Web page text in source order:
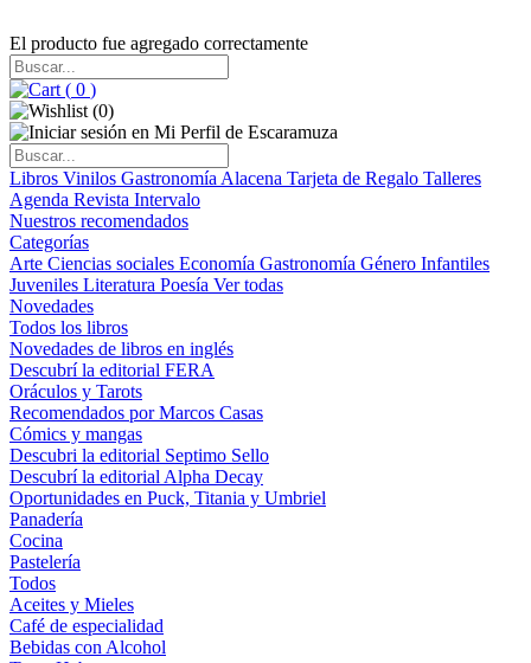
El producto fue agregado correctamente
( 0 )
(0)
Libros Vinilos Gastronomía Alacena Tarjeta de Regalo Talleres
Agenda Revista Intervalo
Nuestros recomendados
Categorías
Arte Ciencias sociales Economía Gastronomía Género Infantiles
Juveniles Literatura Poesía Ver todas
Novedades
Todos los libros
Novedades de libros en inglés
Descubrí la editorial FERA
Oráculos y Tarots
Recomendados por Marcos Casas
Cómics y mangas
Descubri la editorial Septimo Sello
Descubrí la editorial Alpha Decay
Oportunidades en Puck, Titania y Umbriel
Panadería
Cocina
Pastelería
Todos
Aceites y Mieles
Café de especialidad
Bebidas con Alcohol